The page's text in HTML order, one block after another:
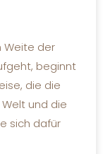
Weite der
beginnt
die die
und die
sich dafür